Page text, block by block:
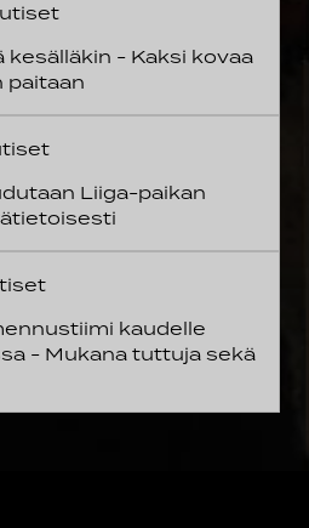
kesälläkin - Kaksi kovaa
paitaan
Liiga-paikan
kaudelle
- Mukana tuttuja sekä